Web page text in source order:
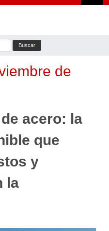
de
acero: la
que
y
la